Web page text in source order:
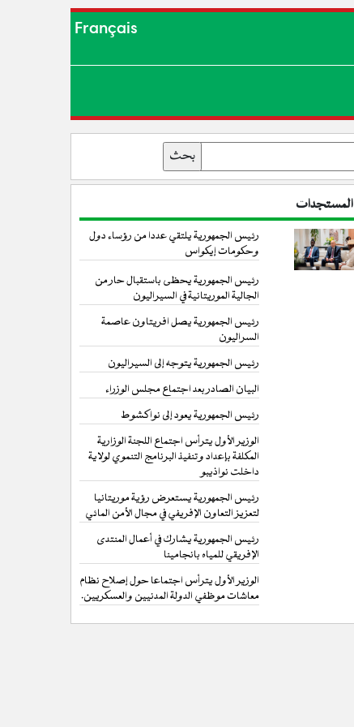
Français
المستجدات
رئيس الجمهورية يلتقي عددا من رؤساء دول
وحكومات إيكواس
رئيس الجمهورية يحظى باستقبال حار من
الجالية الموريتانية في السيراليون
رئيس الجمهورية يصل افريتاون عاصمة
السراليون
رئيس الجمهورية يتوجه إلى السيراليون
البيان الصادر بعد اجتماع مجلس الوزراء
رئيس الجمهورية يعود إلى نواكشوط
الوزير الأول يترأس اجتماع اللجنة الوزارية
المكلفة بإعداد وتنفيذ البرنامج التنموي لولاية
داخلت نواذيبو
رئيس الجمهورية يستعرض رؤية موريتانيا
لتعزيز التعاون الإفريفي في مجال الأمن المائي
رئيس الجمهورية يشارك في أعمال المنتدى
الإفريقي للمياه بانجامينا
الوزير الأول يترأس اجتماعا حول إصلاح نظام
معاشات موظفي الدولة المدنيين والعسكريين.